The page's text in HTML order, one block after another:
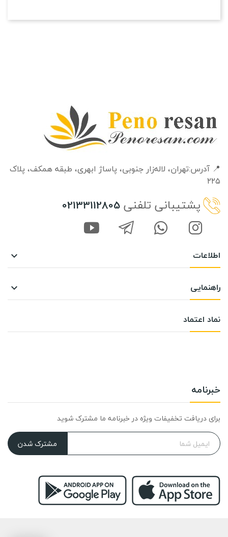
📍 آدرس:تهران، لاله‌زار جنوبی، پاساژ ابهری، طبقه‌ همکف، پلاک
۲۲۵
پشتیبانی تلفنی 02133112805
اطلاعات 
راهنمایی 
نماد اعتماد
خبرنامه
برای دریافت تخفیفات ویژه در خبرنامه ما مشترک شوید
مشترک شدن